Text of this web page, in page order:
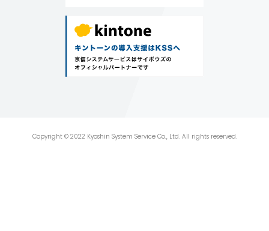
Copyright © 2022 Kyoshin System Service Co., Ltd. All rights reserved.